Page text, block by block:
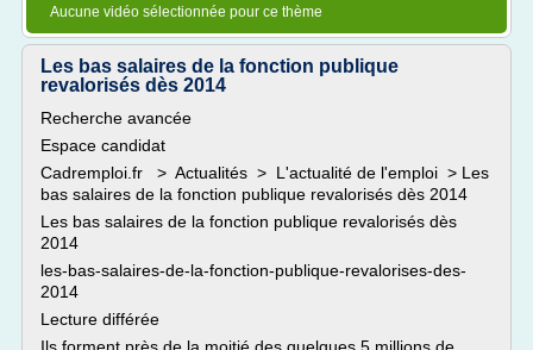
Aucune vidéo sélectionnée pour ce thème
Les bas salaires de la fonction publique
revalorisés dès 2014
Recherche avancée
Espace candidat
Cadremploi.fr > Actualités > L'actualité de l'emploi > Les
bas salaires de la fonction publique revalorisés dès 2014
Les bas salaires de la fonction publique revalorisés dès
2014
les-bas-salaires-de-la-fonction-publique-revalorises-des-
2014
Lecture différée